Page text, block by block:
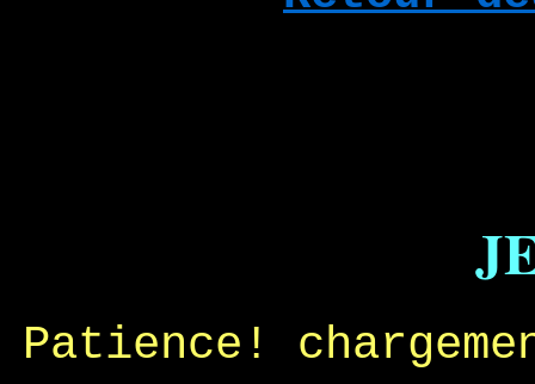
Patience!